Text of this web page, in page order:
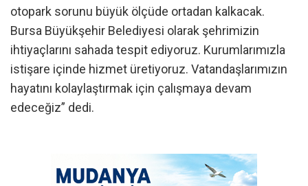
otopark sorunu büyük ölçüde ortadan kalkacak.
Bursa Büyükşehir Belediyesi olarak şehrimizin
ihtiyaçlarını sahada tespit ediyoruz. Kurumlarımızla
istişare içinde hizmet üretiyoruz. Vatandaşlarımızın
hayatını kolaylaştırmak için çalışmaya devam
edeceğiz” dedi.